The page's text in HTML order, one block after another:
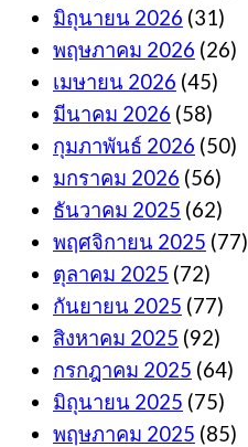
มิถุนายน 2026 (31)
พฤษภาคม 2026 (26)
เมษายน 2026 (45)
มีนาคม 2026 (58)
กุมภาพันธ์ 2026 (50)
มกราคม 2026 (56)
ธันวาคม 2025 (62)
พฤศจิกายน 2025 (77)
ตุลาคม 2025 (72)
กันยายน 2025 (77)
สิงหาคม 2025 (92)
กรกฎาคม 2025 (64)
มิถุนายน 2025 (75)
พฤษภาคม 2025 (85)